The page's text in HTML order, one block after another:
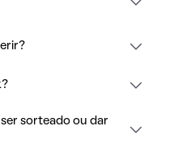
sorteado ou dar